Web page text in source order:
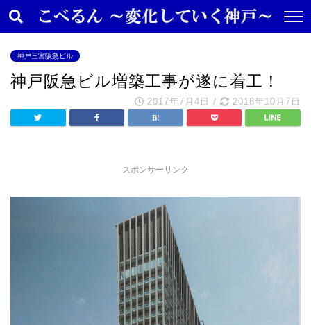
神戸三宮阪急ビル
神戸阪急ビル増築工事が遂に着工！
2017年7月4日 / 2018年10月7日
スポンサーリンク